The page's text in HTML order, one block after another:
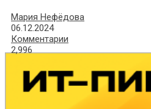
Мария Нефёдова
06.12.2024
Комментарии
2,996